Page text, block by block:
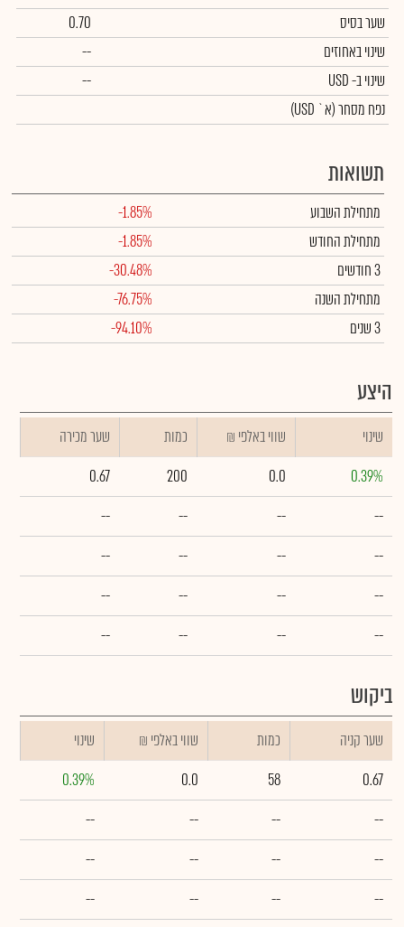
שער בסיס
0.70
שינוי באחוזים
--
שינויב- USD
--
נפח מסחר(א` USD)
תשואות
מתחילת השבוע
-1.85%
מתחילת החודש
-1.85%
3 חודשים
-30.48%
מתחילת השנה
-76.75%
3 שנים
-94.10%
היצע
שינוי ₪ שווי באלפי כמות
שער מכירה
0.39%
0.0
200
0.67
--
--
--
--
--
--
--
--
--
--
--
--
--
--
--
--
ביקוש
שער קניה כמות ₪ שווי באלפי
שינוי
0.67
58
0.0
0.39%
--
--
--
--
--
--
--
--
--
--
--
--